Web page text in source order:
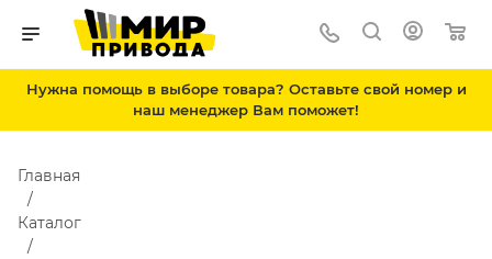
Нужна помощь в выборе товара? Оставьте свой номер и
наш менеджер Вам поможет!
Главная
Каталог